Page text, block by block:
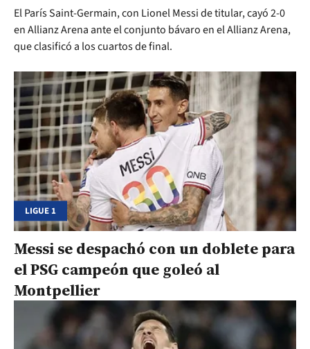
El París Saint-Germain, con Lionel Messi de titular, cayó 2-0
en Allianz Arena ante el conjunto bávaro en el Allianz Arena,
que clasificó a los cuartos de final.
LIGUE 1
Messi se despachó con un doblete para
el PSG campeón que goleó al
Montpellier